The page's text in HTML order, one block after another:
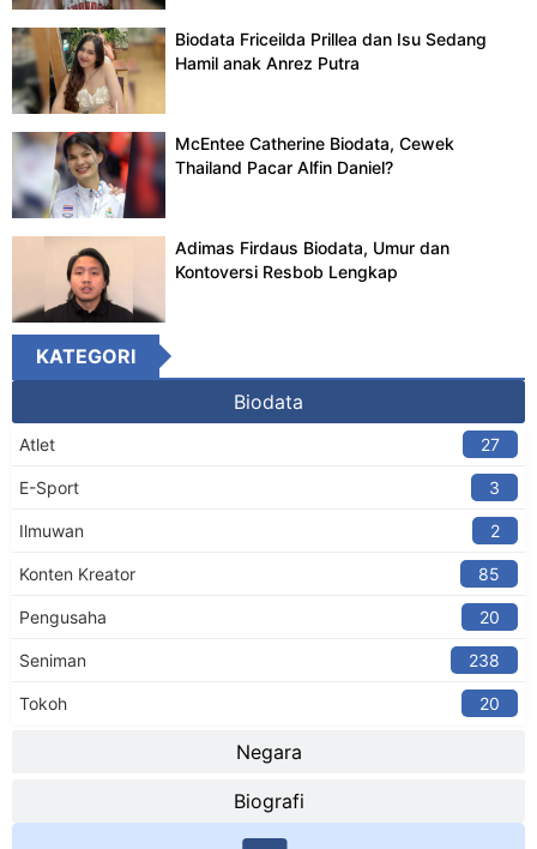
Biodata Friceilda Prillea dan Isu Sedang
Hamil anak Anrez Putra
McEntee Catherine Biodata, Cewek
Thailand Pacar Alfin Daniel?
Adimas Firdaus Biodata, Umur dan
Kontoversi Resbob Lengkap
KATEGORI
Biodata
Negara
Biografi
Atlet 27
E-Sport 3
Ilmuwan 2
Konten Kreator​ 85
Pengusaha 20
Seniman 238
Tokoh 20